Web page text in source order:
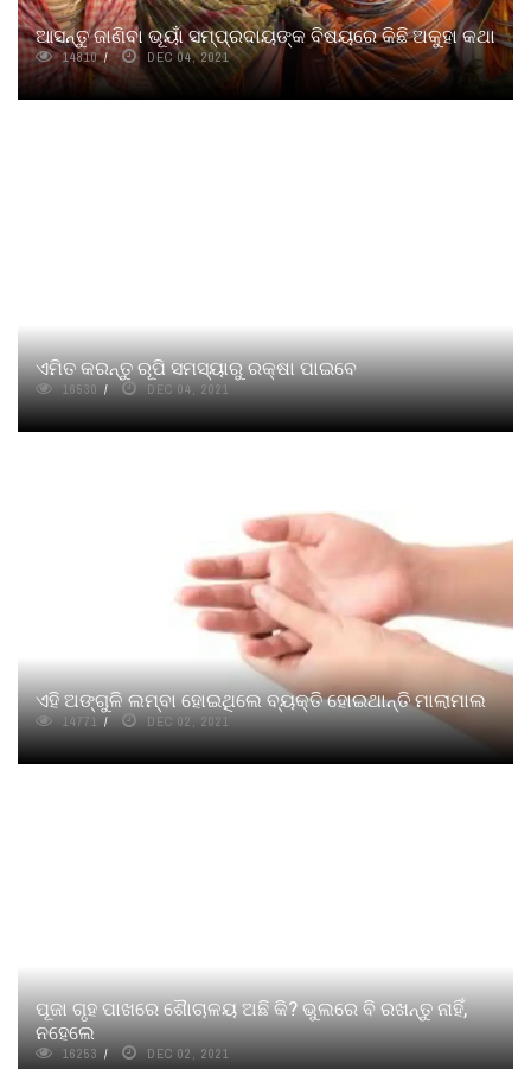
ଆସନ୍ତୁ ଜାଣିବା ଭୂୟାଁ ସମ୍ପ୍ରଦାୟଙ୍କ ବିଷୟରେ କିଛି ଅକୁହା କଥା
14810 DEC 04, 2021
ଏମିତ କରନ୍ତୁ ରୂପି ସମସ୍ୟାରୁ ରକ୍ଷା ପାଇବେ
16530 DEC 04, 2021
ଏହି ଅଙ୍ଗୁଳି ଲମ୍ବା ହୋଇଥିଲେ ବ୍ୟକ୍ତି ହୋଇଥାନ୍ତି ମାଲାମାଲ
14771 DEC 02, 2021
ପୂଜା ଗୃହ ପାଖରେ ଶୈାଚାଳୟ ଅଛି କି? ଭୁଲରେ ବି ରଖନ୍ତୁ ନାହିଁ,
ନହେଲେ
16253 DEC 02, 2021